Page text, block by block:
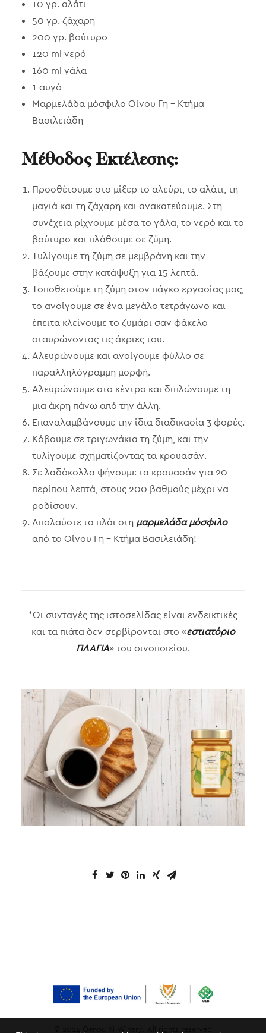
10 γρ. αλάτι
50 γρ. ζάχαρη
200 γρ. βούτυρο
120 ml νερό
160 ml γάλα
1 αυγό
Μαρμελάδα μόσφιλο Οίνου Γη – Κτήμα
Βασιλειάδη
Μέθοδος Εκτέλεσης:
Προσθέτουμε στο μίξερ το αλεύρι, το αλάτι, τη
μαγιά και τη ζάχαρη και ανακατεύουμε. Στη
συνέχεια ρίχνουμε μέσα το γάλα, το νερό και το
βούτυρο και πλάθουμε σε ζύμη.
Τυλίγουμε τη ζύμη σε μεμβράνη και την
βάζουμε στην κατάψυξη για 15 λεπτά.
Τοποθετούμε τη ζύμη στον πάγκο εργασίας μας,
το ανοίγουμε σε ένα μεγάλο τετράγωνο και
έπειτα κλείνουμε το ζυμάρι σαν φάκελο
σταυρώνοντας τις άκριες του.
Αλευρώνουμε και ανοίγουμε φύλλο σε
παραλληλόγραμμη μορφή.
Αλευρώνουμε στο κέντρο και διπλώνουμε τη
μια άκρη πάνω από την άλλη.
Επαναλαμβάνουμε την ίδια διαδικασία 3 φορές.
Κόβουμε σε τριγωνάκια τη ζύμη, και την
τυλίγουμε σχηματίζοντας τα κρουασάν.
Σε λαδόκολλα ψήνουμε τα κρουασάν για 20
περίπου λεπτά, στους 200 βαθμούς μέχρι να
ροδίσουν.
Απολαύστε τα πλάι στη μαρμελάδα μόσφιλο
από το Οίνου Γη – Κτήμα Βασιλειάδη!
*Οι συνταγές της ιστοσελίδας είναι ενδεικτικές
και τα πιάτα δεν σερβίρονται στο «εστιατόριο
ΠΛΑΓΙΑ» του οινοποιείου.